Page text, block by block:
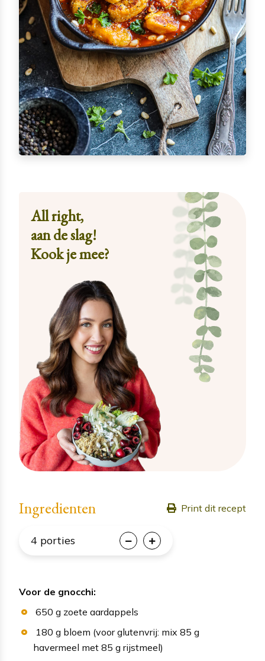
All right,
aan de slag!
Kook je mee?
Ingredienten Print dit recept
4 porties
Voor de gnocchi:
650 g zoete aardappels
180 g bloem (voor glutenvrij: mix 85 g
havermeel met 85 g rijstmeel)